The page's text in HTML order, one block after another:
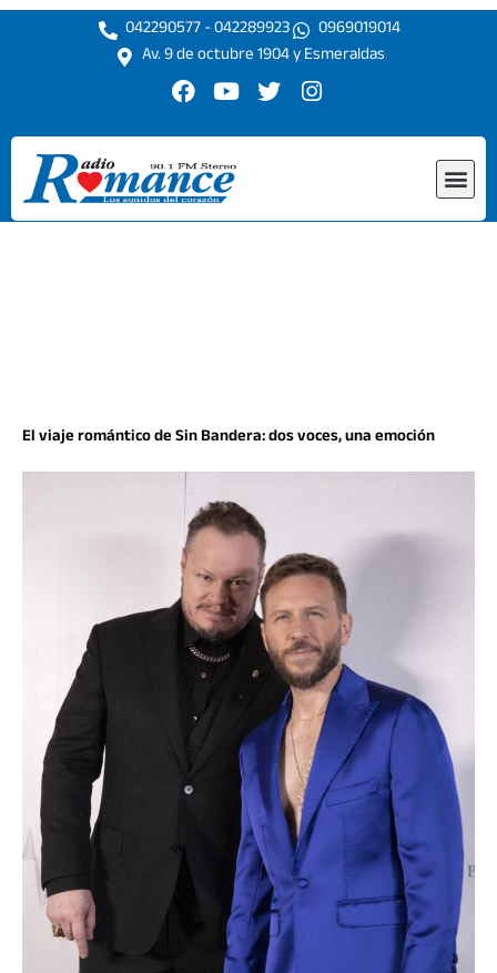
Ir
042290577 - 042289923
0969019014
Av. 9 de octubre 1904 y Esmeraldas
F
c
e
b
o
o
Y
u
t
u
b
e
T
i
r
I
s
r
El viaje romántico de Sin Bandera: dos voces, una emoción